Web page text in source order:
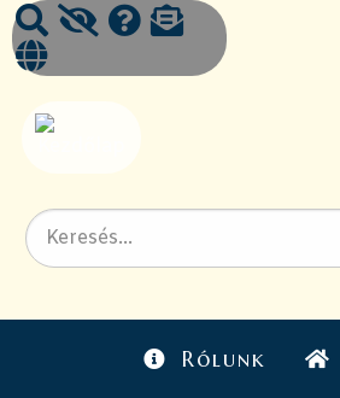
Rólunk